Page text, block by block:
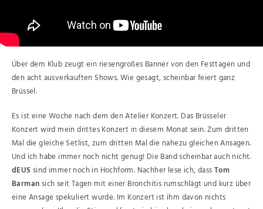
Über dem Klub zeugt ein riesengroßes Banner von den Festtagen und
den acht ausverkauften Shows. Wie gesagt, scheinbar feiert ganz
Brüssel.
Es ist eine Woche nach dem den Atelier Konzert. Das Brüsseler
Konzert wird mein drittes Konzert in diesem Monat sein. Zum dritten
Mal die gleiche Setlist, zum dritten Mal die nahezu gleichen Ansagen.
Und ich habe immer noch nicht genug! Die Band scheinbar auch nicht.
dEUSsind immer noch in Hochform. Nachher lese ich, dassTom
Barmansich seit Tagen mit einer Bronchitis rumschlägt und kurz über
eine Ansage spekuliert wurde. Im Konzert ist ihm davon nichts